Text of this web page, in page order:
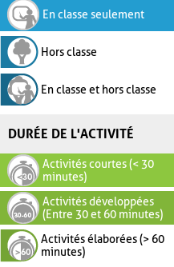
En classe seulement
Hors classe
En classe et hors classe
DURÉE DE L'ACTIVITÉ
Activités courtes (< 30
minutes)
Activités développées
(Entre 30 et 60 minutes)
Activités élaborées (> 60
minutes)